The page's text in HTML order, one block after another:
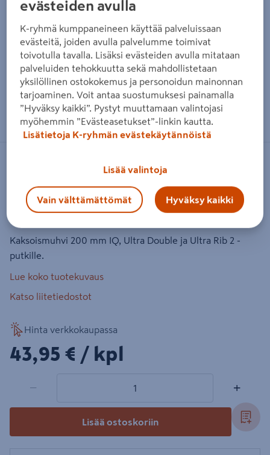
Zoomaa kuvaa sormilla kosketusnäytöllä
Kaksoismuhvi Uponor 200
Tuotenumero EAN-koodi :6414902321493
Kaksoismuhvi 200 mm IQ, Ultra Double ja Ultra Rib 2 -
putkille.
Lue koko tuotekuvaus
Katso liitetiedostot
Hinta verkkokaupassa
43,95€/kpl
43,95 € / kpl
− +
Lisää ostoskoriin
evästeiden avulla
K-ryhmä kumppaneineen käyttää palveluissaan
evästeitä, joiden avulla palvelumme toimivat
toivotulla tavalla. Lisäksi evästeiden avulla mitataan
palveluiden tehokkuutta sekä mahdollistetaan
yksilöllinen ostokokemus ja personoidun mainonnan
tarjoaminen. Voit antaa suostumuksesi painamalla
”Hyväksy kaikki”. Pystyt muuttamaan valintojasi
myöhemmin ”Evästeasetukset”-linkin kautta.
Lisätietoja K-ryhmän evästekäytännöistä
Lisää valintoja
Vain välttämättömät Hyväksy kaikki